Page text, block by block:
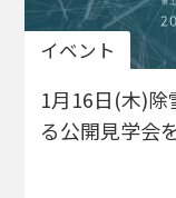
イベント
1月16日(木)
る公開見学会